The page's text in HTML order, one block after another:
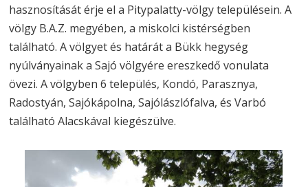
hasznosítását érje el a Pitypalatty-völgy településein. A
völgy B.A.Z. megyében, a miskolci kistérségben
található. A völgyet és határát a Bükk hegység
nyúlványainak a Sajó völgyére ereszkedő vonulata
övezi. A völgyben 6 település, Kondó, Parasznya,
Radostyán, Sajókápolna, Sajólászlófalva, és Varbó
található Alacskával kiegészülve.